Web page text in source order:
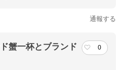
通報する
蟹一杯とブランド
0